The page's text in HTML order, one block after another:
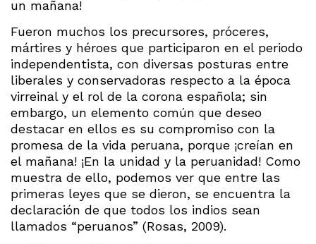
un mañana!
Fueron muchos los precursores, próceres,
mártires y héroes que participaron en el periodo
independentista, con diversas posturas entre
liberales y conservadoras respecto a la época
virreinal y el rol de la corona española; sin
embargo, un elemento común que deseo
destacar en ellos es su compromiso con la
promesa de la vida peruana, porque ¡creían en
el mañana! ¡En la unidad y la peruanidad! Como
muestra de ello, podemos ver que entre las
primeras leyes que se dieron, se encuentra la
declaración de que todos los indios sean
llamados “peruanos” (Rosas, 2009).